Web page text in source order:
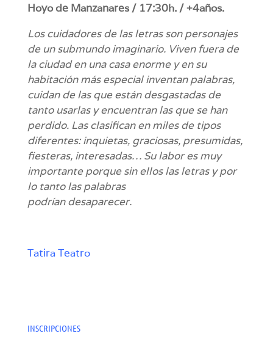
Hoyo de Manzanares / 17:30h. / +4años.
Los cuidadores de las letras son personajes
de un submundo imaginario. Viven fuera de
la ciudad en una casa enorme y en su
habitación más especial inventan palabras,
cuidan de las que están desgastadas de
tanto usarlas y encuentran las que se han
perdido. Las clasifican en miles de tipos
diferentes: inquietas, graciosas, presumidas,
fiesteras, interesadas… Su labor es muy
importante porque sin ellos las letras y por
lo tanto las palabras
podrían desaparecer.
Tatira Teatro
INSCRIPCIONES